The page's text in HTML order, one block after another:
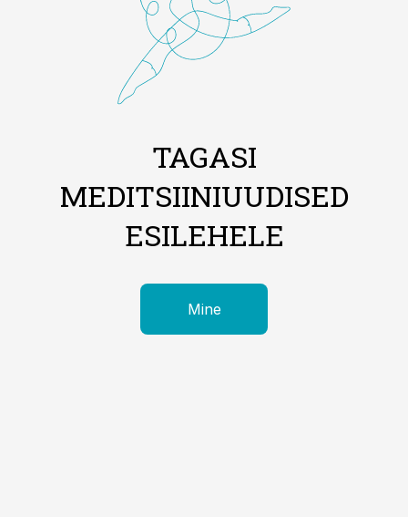
TAGASI
MEDITSIINIUUDISED
ESILEHELE
Mine